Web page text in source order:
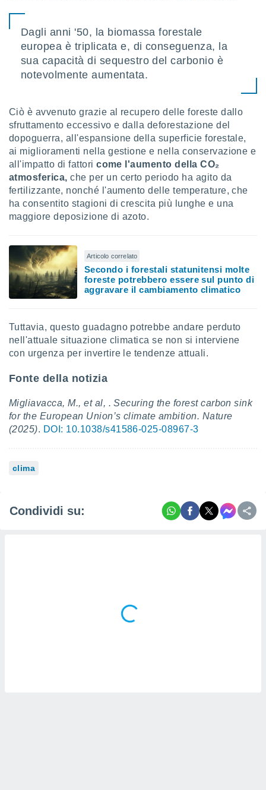
per la
la
del
delle
dei
e degli
nostri
Dagli anni '50, la biomassa forestale
europea è triplicata e, di conseguenza, la
sua capacità di sequestro del carbonio è
notevolmente aumentata.
Ciò è avvenuto grazie al recupero delle foreste dallo
sfruttamento eccessivo e dalla deforestazione del
dopoguerra, all'espansione della superficie forestale,
ai miglioramenti nella gestione e nella conservazione e
all'impatto di fattoricome l'aumento della CO₂
atmosferica, che per un certo periodo ha agito da
fertilizzante, nonché l'aumento delle temperature, che
ha consentito stagioni di crescita più lunghe e una
maggiore deposizione di azoto.
Articolo correlato
Secondo i forestali statunitensi molte
foreste potrebbero essere sul punto di
aggravare il cambiamento climatico
Tuttavia, questo guadagno potrebbe andare perduto
nell'attuale situazione climatica se non si interviene
con urgenza per invertire le tendenze attuali.
Fonte della notizia
Migliavacca, M., et al, . Securing the forest carbon sink
for the European Union’s climate ambition. Nature
(2025). DOI: 10.1038/s41586-025-08967-3
clima
Condividi su: